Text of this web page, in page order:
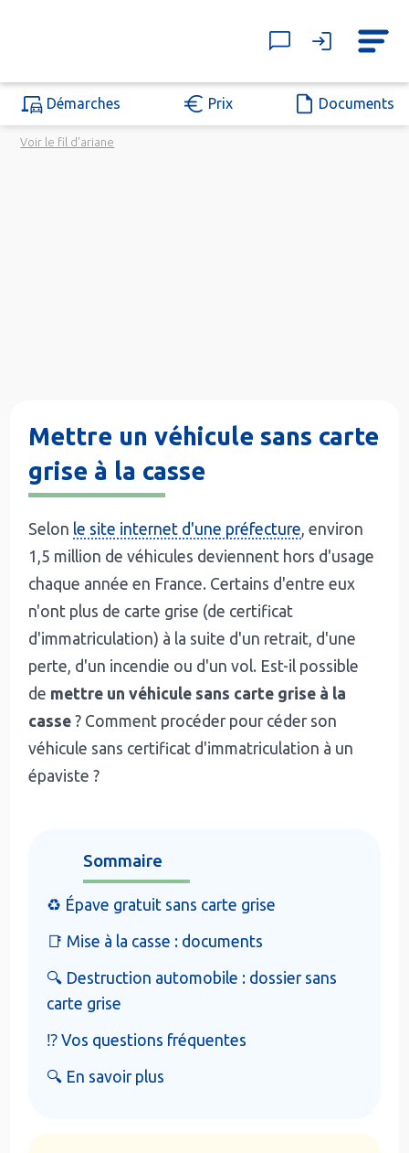
Démarches Prix Documents
Voir le fil d'ariane
Mettre un véhicule sans carte
grise à la casse
Selon le site internet d'une préfecture , environ
1,5 million de véhicules deviennent hors d'usage
chaque année en France. Certains d'entre eux
n'ont plus de carte grise (de certificat
d'immatriculation) à la suite d'un retrait, d'une
perte, d'un incendie ou d'un vol. Est-il possible
de mettre un véhicule sans carte grise à la
casse ? Comment procéder pour céder son
véhicule sans certificat d'immatriculation à un
épaviste ?
Sommaire
♻️ Épave gratuit sans carte grise
📑 Mise à la casse : documents
🔍 Destruction automobile : dossier sans
carte grise
⁉️ Vos questions fréquentes
🔍 En savoir plus